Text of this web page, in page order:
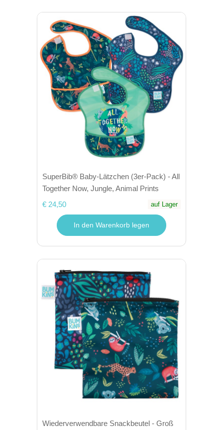
SuperBib® Baby-Lätzchen (3er-Pack) - All
Together Now, Jungle, Animal Prints
€ 24,50
auf Lager
In den Warenkorb legen
Wiederverwendbare Snackbeutel - Groß